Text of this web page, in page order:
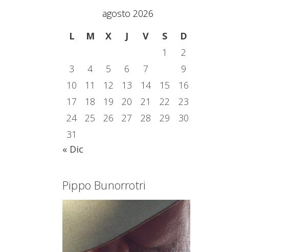
agosto 2026
L
M X J V S
D
1
2
3
4 5 6 7
9
10
11 12 13 14 15
16
17
18 19 20 21 22
23
24
25 26 27 28 29
30
31
« Dic
Pippo Bunorrotri